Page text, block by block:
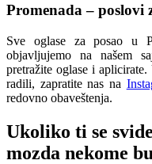
Promenada – poslovi
Sve oglase za posao u
objavljujemo na našem
pretražite oglase i
radili, zapratite nas na
redovno obaveštenja.
Ukoliko ti se
mozda nekome